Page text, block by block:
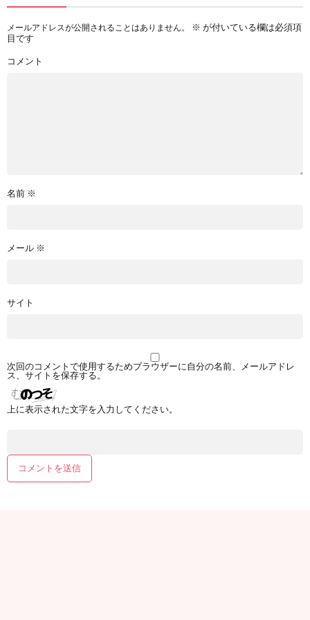
メールアドレスが公開されることはありません。 ※ が付いている欄は必須項
目です
コメント
名前 ※
メール ※
サイト
次回のコメントで使用するためブラウザーに自分の名前、メールアドレ
ス、サイトを保存する。
上に表示された文字を入力してください。